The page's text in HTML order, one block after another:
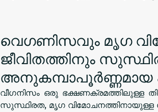
വെഗണിസവും മൃഗ
ജീവിതത്തിനും
അനുകമ്പാപൂർണ്ണമായ
വീഗനിസം ഒരു ഭക്ഷണക്രമത്തിലുള്ള
സുസ്ഥിരത, മൃഗ വിമോചനത്തിനായുള്ള